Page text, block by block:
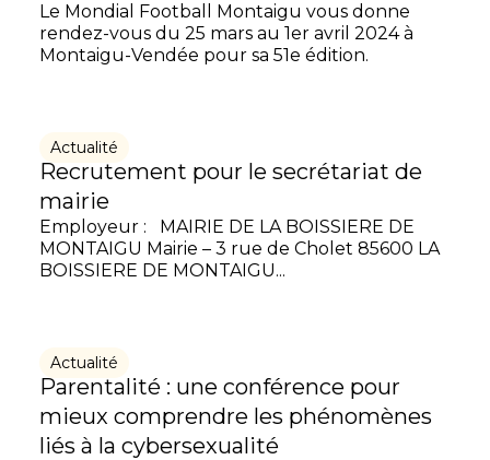
Le Mondial Football Montaigu vous donne
rendez-vous du 25 mars au 1er avril 2024 à
Montaigu-Vendée pour sa 51e édition.
Actualité
Recrutement pour le secrétariat de
mairie
Employeur : MAIRIE DE LA BOISSIERE DE
MONTAIGU Mairie – 3 rue de Cholet 85600 LA
BOISSIERE DE MONTAIGU...
Actualité
Parentalité : une conférence pour
mieux comprendre les phénomènes
liés à la cybersexualité